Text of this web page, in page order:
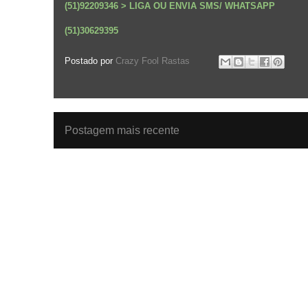
(51)92209346 > LIGA OU ENVIA SMS/ WHATSAPP
(51)30629395
Postado por Crazy Fool Rastas
Postagem mais recente